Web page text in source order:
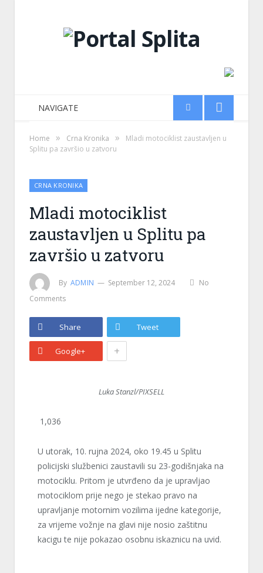
NAVIGATE
Home » Crna Kronika »
Mladi motociklist zaustavljen u
Splitu pa završio u zatvoru
CRNA KRONIKA
Mladi motociklist
zaustavljen u Splitu pa
završio u zatvoru
By ADMIN September 12, 2024
No
Comments
Share Tweet
Google+ +
Luka Stanzl/PIXSELL
1,036
U utorak, 10. rujna 2024, oko 19.45 u Splitu
policijski službenici zaustavili su 23-godišnjaka na
motociklu. Pritom je utvrđeno da je upravljao
motociklom prije nego je stekao pravo na
upravljanje motornim vozilima ijedne kategorije,
za vrijeme vožnje na glavi nije nosio zaštitnu
kacigu te nije pokazao osobnu iskaznicu na uvid.